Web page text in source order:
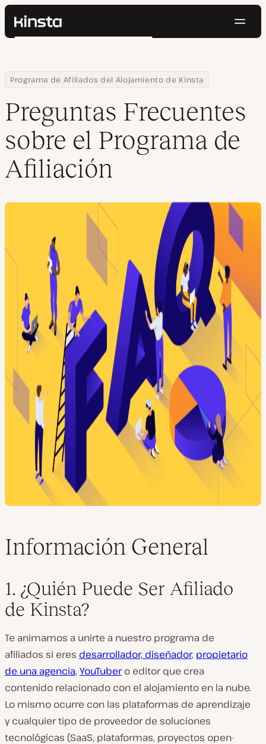
Kinsta®
Precios
Contacto
Buscar
Home
Programa de Afiliados del Alojamiento de Kinsta
Preguntas Frecuentes sobre el Programa de Afiliación
Preguntas Frecuentes
sobre el Programa de
Afiliación
Información General
1. ¿Quién Puede Ser Afiliado
de Kinsta?
Te animamos a unirte a nuestro programa de
afiliados si eres desarrollador, diseñador, propietario
de una agencia, YouTubero editor que crea
contenido relacionado con el alojamiento en la nube.
Lo mismo ocurre con las plataformas de aprendizaje
y cualquier tipo de proveedor de soluciones
tecnológicas (SaaS, plataformas, proyectos open-